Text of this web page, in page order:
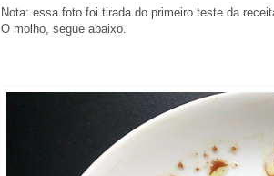
Nota: essa foto foi tirada do primeiro teste da
O molho, segue abaixo.